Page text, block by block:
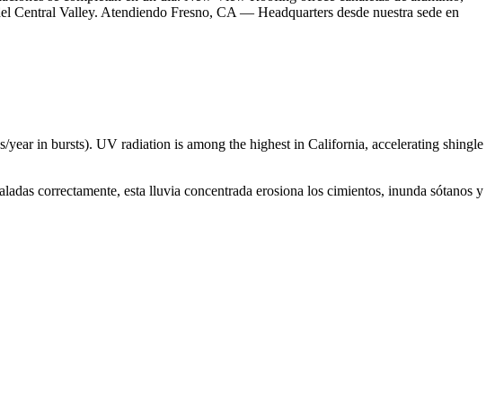
Central Valley. Atendiendo Fresno, CA — Headquarters desde nuestra sede en
in bursts). UV radiation is among the highest in California, accelerating shingle
correctamente, esta lluvia concentrada erosiona los cimientos, inunda sótanos y